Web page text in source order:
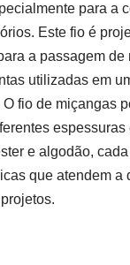
para a
Este fio é
a passagem de
utilizadas em
fio de miçangas
espessuras
e algodão,
que atendem a